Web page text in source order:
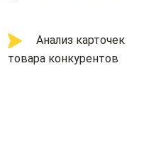
Анализ карточек
товара конкурентов